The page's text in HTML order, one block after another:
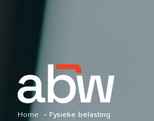
Home Fysieke belasting